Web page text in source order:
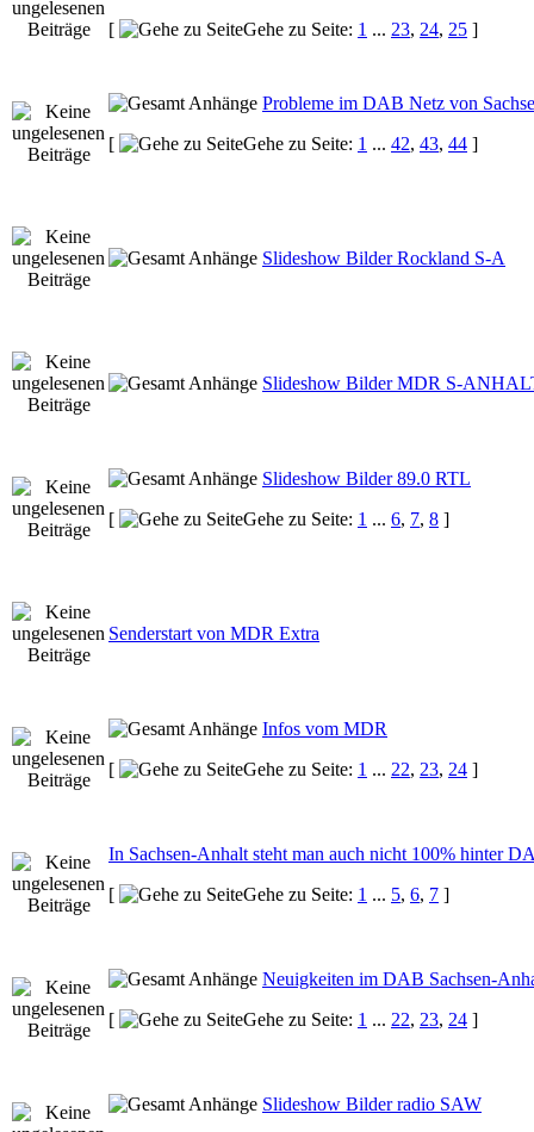
[
Gehe zu Seite: 1 ... 23, 24, 25 ]
Probleme im DAB Netz von
[
Gehe zu Seite: 1 ... 42, 43, 44 ]
Slideshow Bilder Rockland S-A
Slideshow Bilder MDR S-
Slideshow Bilder 89.0 RTL
[
Gehe zu Seite: 1 ... 6, 7, 8 ]
Senderstart von MDR Extra
Infos vom MDR
[
Gehe zu Seite: 1 ... 22, 23, 24 ]
In Sachsen-Anhalt steht man auch nicht 100% hinter
[
Gehe zu Seite: 1 ... 5, 6, 7 ]
Neuigkeiten im DAB Sachsen-
[
Gehe zu Seite: 1 ... 22, 23, 24 ]
Slideshow Bilder radio SAW